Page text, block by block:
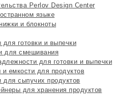
Perlov Design Center
языке
и блокноты
для готовки и выпечки
для смешивания
для готовки и выпечки
и емкости для продуктов
для сыпучих продуктов
для хранения продуктов